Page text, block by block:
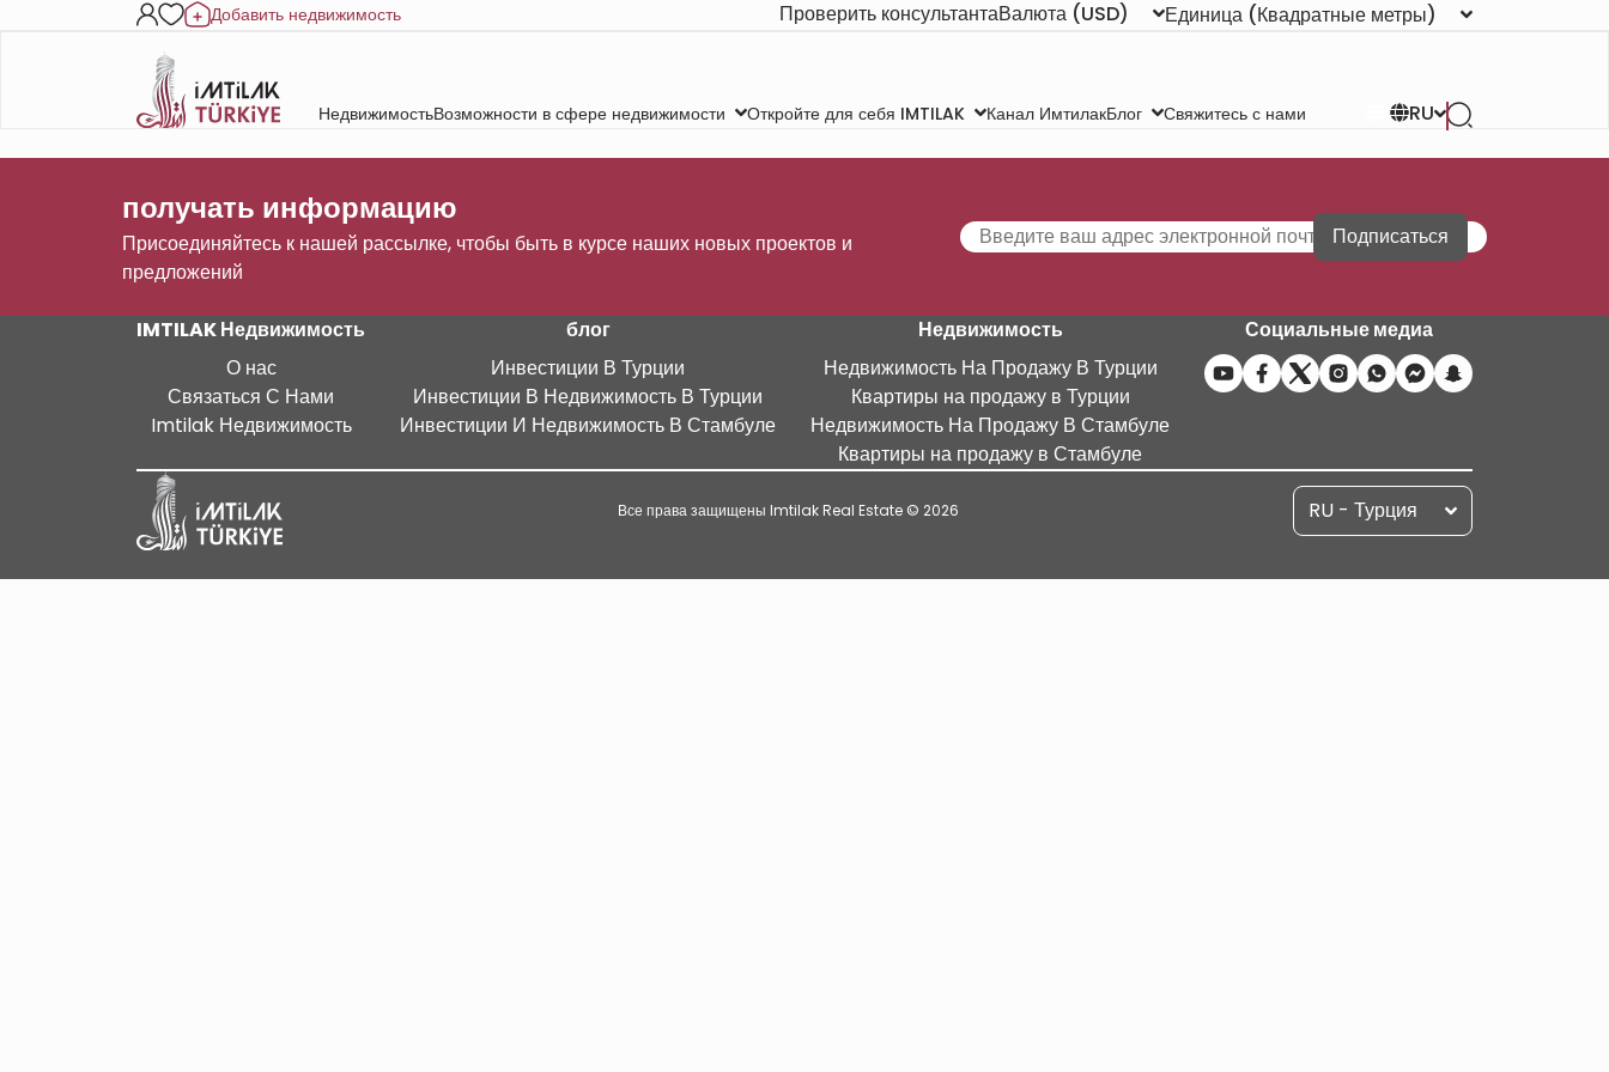
Добавить недвижимость Проверить консультантаВалюта (USD) Единица (Квадратные метры)
НедвижимостьВозможности в сфере недвижимости Откройте для себя IMTILAK Канал ИмтилакБлог Свяжитесь с нами RU
получать информацию
Присоединяйтесь к нашей рассылке, чтобы быть в курсе наших новых проектов и
предложений
Подписаться
IMTILAK Недвижимость
О нас
Связаться С Нами
Imtilak Недвижимость
блог
Инвестиции В Турции
Инвестиции В Недвижимость В Турции
Инвестиции И Недвижимость В Стамбуле
Недвижимость
Недвижимость На Продажу В Турции
Квартиры на продажу в Турции
Недвижимость На Продажу В Стамбуле
Квартиры на продажу в Стамбуле
Социальные медиа
Все права защищены Imtilak Real Estate © 2026 RU - Турция